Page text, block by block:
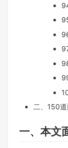
二、150
一、本文